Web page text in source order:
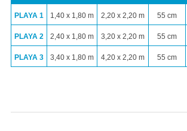
PLAYA 1 1,40 x 1,80 m 2,20 x 2,20 m 55 cm
PLAYA 2 2,40 x 1,80 m 3,20 x 2,20 m 55 cm
PLAYA 3 3,40 x 1,80 m 4,20 x 2,20 m 55 cm